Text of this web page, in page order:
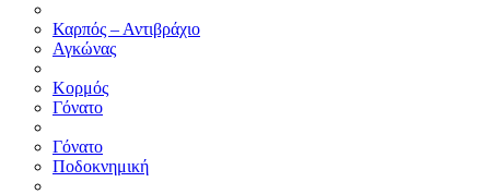
Καρπός – Αντιβράχιο
Αγκώνας
Κορμός
Γόνατο
Γόνατο
Ποδοκνημική